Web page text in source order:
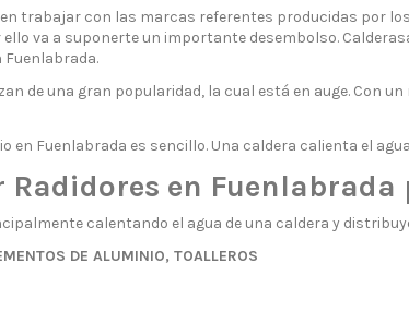
trabajar con las marcas referentes producidas por
va a suponerte un importante desembolso.
de una gran popularidad, la cual está en auge. Con
en Fuenlabrada es sencillo. Una caldera calienta el
Radidores en
calentando el agua de una caldera y
DE ALUMINIO, TOALLEROS